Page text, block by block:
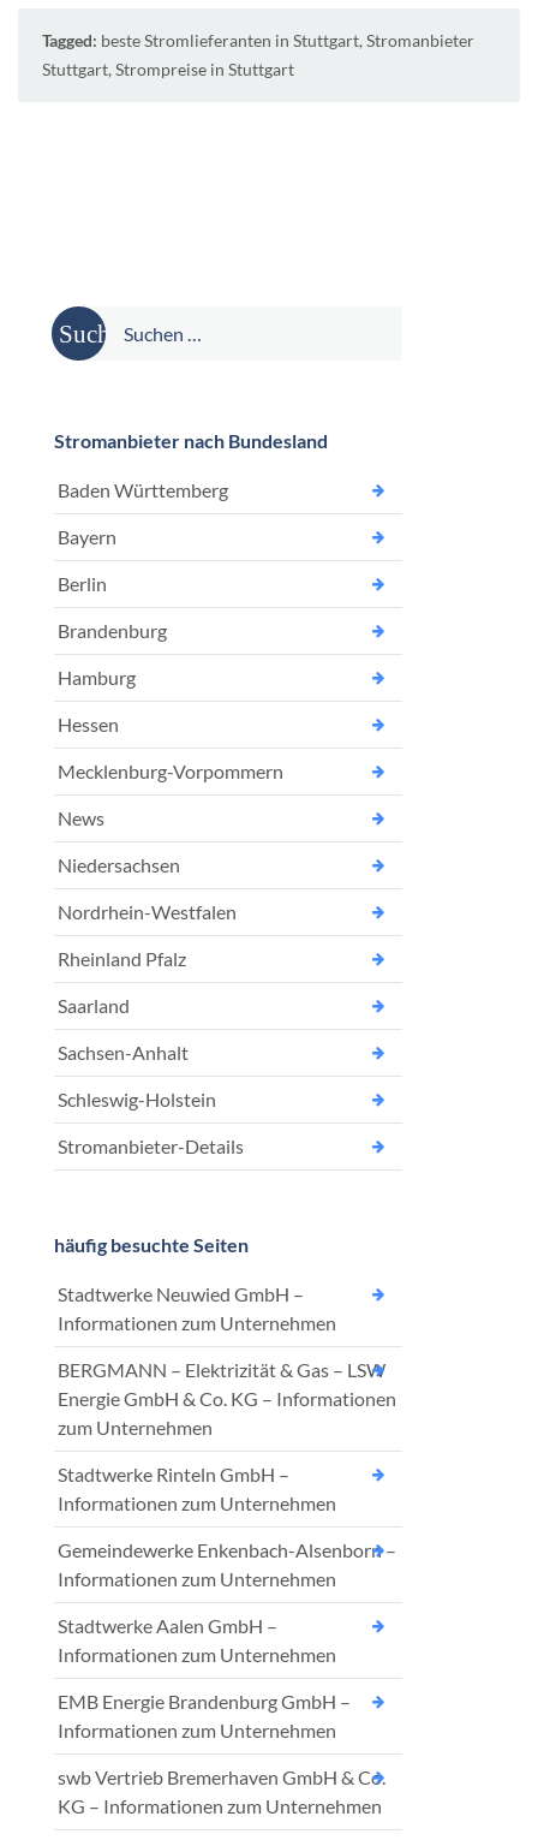
Tagged: beste Stromlieferanten in Stuttgart, Stromanbieter
Stuttgart, Strompreise in Stuttgart
Suche
nach:
Stromanbieter nach Bundesland
Baden Württemberg
Bayern
Berlin
Brandenburg
Hamburg
Hessen
Mecklenburg-Vorpommern
News
Niedersachsen
Nordrhein-Westfalen
Rheinland Pfalz
Saarland
Sachsen-Anhalt
Schleswig-Holstein
Stromanbieter-Details
häufig besuchte Seiten
Stadtwerke Neuwied GmbH –
Informationen zum Unternehmen
BERGMANN – Elektrizität & Gas – LSW
Energie GmbH & Co. KG – Informationen
zum Unternehmen
Stadtwerke Rinteln GmbH –
Informationen zum Unternehmen
Gemeindewerke Enkenbach-Alsenborn –
Informationen zum Unternehmen
Stadtwerke Aalen GmbH –
Informationen zum Unternehmen
EMB Energie Brandenburg GmbH –
Informationen zum Unternehmen
swb Vertrieb Bremerhaven GmbH & Co.
KG – Informationen zum Unternehmen